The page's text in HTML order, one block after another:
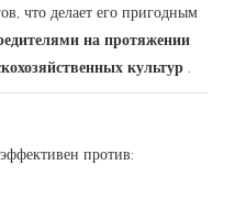
что делает его пригодным
на протяжении
культур .
против: